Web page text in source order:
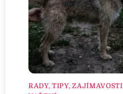
RADY, TIPY, ZAJÍMAVOSTI